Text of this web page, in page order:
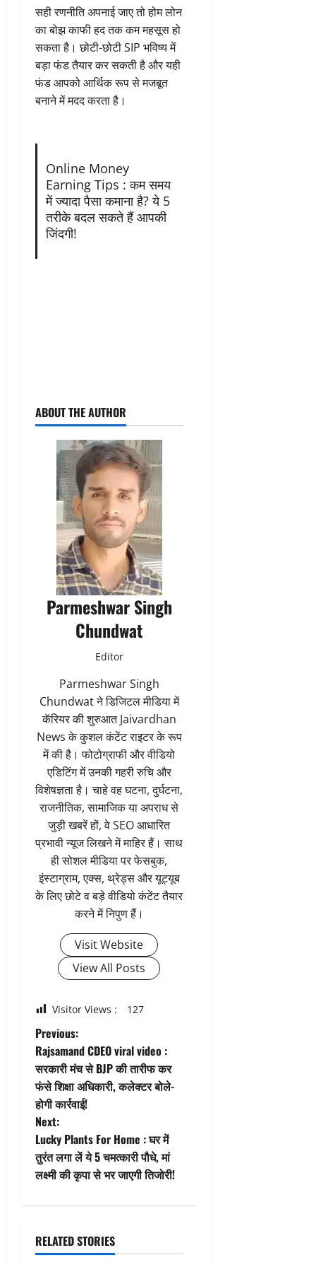
सही रणनीति अपनाई जाए तो होम लोन
का बोझ काफी हद तक कम महसूस हो
सकता है। छोटी-छोटी SIP भविष्य में
बड़ा फंड तैयार कर सकती है और यही
फंड आपको आर्थिक रूप से मजबूत
बनाने में मदद करता है।
Online Money
Earning Tips : कम समय
में ज्यादा पैसा कमाना है? ये 5
तरीके बदल सकते हैं आपकी
जिंदगी!
ABOUT THE AUTHOR
Parmeshwar Singh
Chundwat
Editor
Parmeshwar Singh
Chundwat ने डिजिटल मीडिया में
कॅरियर की शुरुआत Jaivardhan
News के कुशल कंटेंट राइटर के रूप
में की है। फोटोग्राफी और वीडियो
एडिटिंग में उनकी गहरी रुचि और
विशेषज्ञता है। चाहे वह घटना, दुर्घटना,
राजनीतिक, सामाजिक या अपराध से
जुड़ी खबरें हों, वे SEO आधारित
प्रभावी न्यूज लिखने में माहिर हैं। साथ
ही सोशल मीडिया पर फेसबुक,
इंस्टाग्राम, एक्स, थ्रेड्स और यूट्यूब
के लिए छोटे व बड़े वीडियो कंटेंट तैयार
करने में निपुण हैं।
Visit Website
View All Posts
Visitor Views : 127
P
o
s
t
n
a
i
Previous:
Rajsamand CDEO viral video :
सरकारी मंच से BJP की तारीफ कर
फंसे शिक्षा अधिकारी, कलेक्टर बोले-
होगी कार्रवाई!
Next:
Lucky Plants For Home : घर में
तुरंत लगा लें ये 5 चमत्कारी पौधे, मां
लक्ष्मी की कृपा से भर जाएगी तिजोरी!
RELATED STORIES